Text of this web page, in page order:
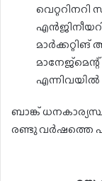
ബാങ്ക്
രണ്ടു വർഷത്തെ